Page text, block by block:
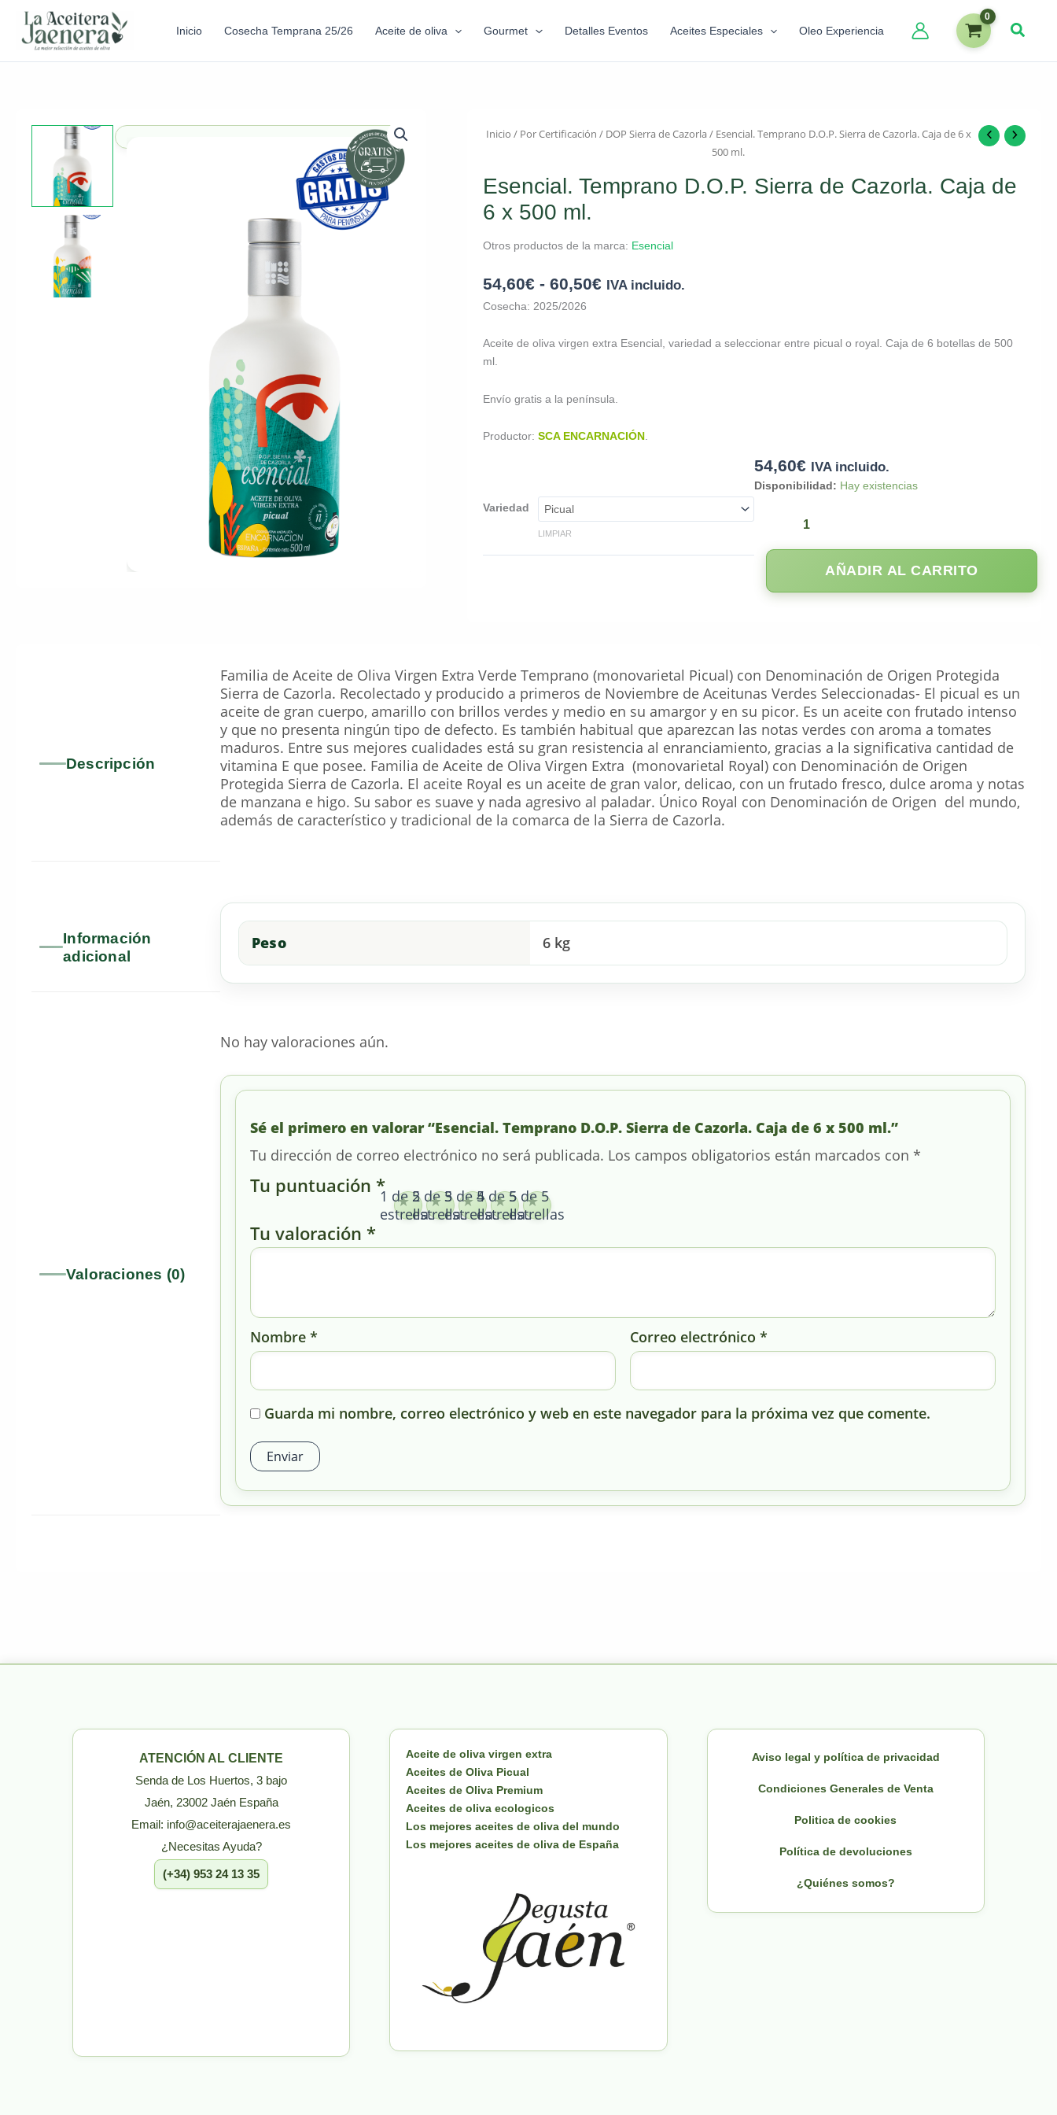
Inicio Cosecha Temprana 25/26 Aceite de oliva Gourmet Detalles Eventos Aceites Especiales Oleo Experiencia
Inicio / Por Certificación / DOP Sierra de Cazorla/ Esencial. Temprano D.O.P. Sierra de Cazorla. Caja de 6 x
500 ml.
Esencial. Temprano D.O.P. Sierra de Cazorla. Caja de
6 x 500 ml.
Otros productos de la marca: Esencial
54,60€ - 60,50€ IVA incluido.
Cosecha: 2025/2026
Aceite de oliva virgen extra Esencial, variedad a seleccionar entre picual o royal. Caja de 6 botellas de 500
ml.
Envío gratis a la península.
Productor: SCA ENCARNACIÓN.
Variedad
LIMPIAR
54,60€ IVA incluido.
Disponibilidad: Hay existencias
AÑADIR AL CARRITO
Descripción
Familia de Aceite de Oliva Virgen Extra Verde Temprano (monovarietal Picual) con Denominación de Origen Protegida
Sierra de Cazorla. Recolectado y producido a primeros de Noviembre de Aceitunas Verdes Seleccionadas- El picual es un
aceite de gran cuerpo, amarillo con brillos verdes y medio en su amargor y en su picor. Es un aceite con frutado intenso
y que no presenta ningún tipo de defecto. Es también habitual que aparezcan las notas verdes con aroma a tomates
maduros. Entre sus mejores cualidades está su gran resistencia al enranciamiento, gracias a la significativa cantidad de
vitamina E que posee. Familia de Aceite de Oliva Virgen Extra (monovarietal Royal) con Denominación de Origen
Protegida Sierra de Cazorla. El aceite Royal es un aceite de gran valor, delicao, con un frutado fresco, dulce aroma y notas
de manzana e higo. Su sabor es suave y nada agresivo al paladar. Único Royal con Denominación de Origen del mundo,
además de característico y tradicional de la comarca de la Sierra de Cazorla.
Información
adicional
Peso 6 kg
Valoraciones (0)
No hay valoraciones aún.
Sé el primero en valorar “Esencial. Temprano D.O.P. Sierra de Cazorla. Caja de 6 x 500 ml.”
Tu dirección de correo electrónico no será publicada. Los campos obligatorios están marcados con *
Tu puntuación *1 de 5
estrellas
2 de 5
estrellas
3 de 5
estrellas
4 de 5
estrellas
5 de 5
estrellas
Tu valoración *
Nombre * Correo electrónico*
Guarda mi nombre, correo electrónico y web en este navegador para la próxima vez que comente.
ATENCIÓN AL CLIENTE
Senda de Los Huertos, 3 bajo
Jaén, 23002 Jaén España
Email: info@aceiterajaenera.es
¿Necesitas Ayuda?
(+34) 953 24 13 35
Aceite de oliva virgen extra
Aceites de Oliva Picual
Aceites de Oliva Premium
Aceites de oliva ecologicos
Los mejores aceites de oliva del mundo
Los mejores aceites de oliva de España
Aviso legal y política de privacidad
Condiciones Generales de Venta
Politica de cookies
Política de devoluciones
¿Quiénes somos?